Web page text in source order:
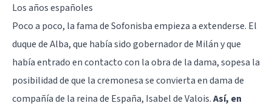
Los años españoles
Poco a poco, la fama de Sofonisba empieza a extenderse. El
duque de Alba, que había sido gobernador de Milán y que
había entrado en contacto con la obra de la dama, sopesa la
posibilidad de que la cremonesa se convierta en dama de
compañía de la reina de España, Isabel de Valois.Así, en